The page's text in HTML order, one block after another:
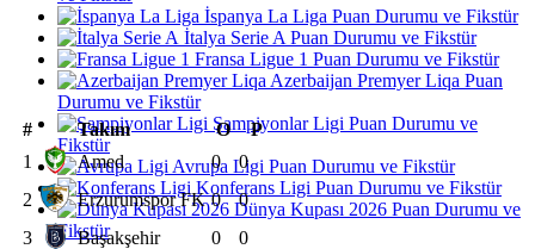
İspanya La Liga Puan Durumu ve Fikstür
İtalya Serie A Puan Durumu ve Fikstür
Fransa Ligue 1 Puan Durumu ve Fikstür
Azerbaijan Premyer Liqa Puan
Durumu ve Fikstür
Şampiyonlar Ligi Puan Durumu ve
Fikstür
Avrupa Ligi Puan Durumu ve Fikstür
Konferans Ligi Puan Durumu ve Fikstür
Dünya Kupası 2026 Puan Durumu ve
Fikstür
# Takım O
P
1
Amed 0
0
2
Erzurumspor FK 0
0
3
Başakşehir 0
0